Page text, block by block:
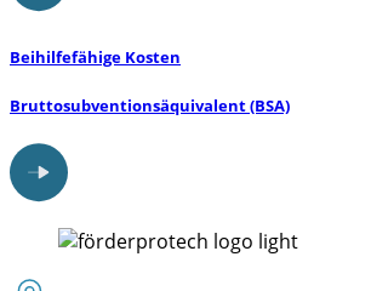
Beihilfefähige Kosten
Bruttosubventionsäquivalent (BSA)